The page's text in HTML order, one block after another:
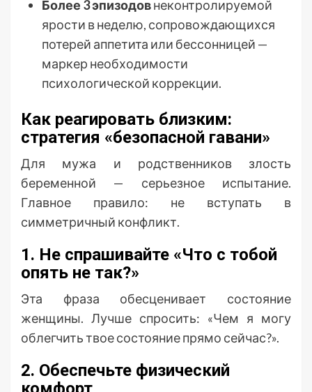
Более 3 эпизодовнеконтролируемой
ярости в неделю, сопровождающихся
потерей аппетита или бессонницей —
маркер необходимости
психологической коррекции.
Как реагировать близким:
стратегия «безопасной гавани»
Для мужа и родственников злость
беременной — серьезное испытание.
Главное правило: не вступать в
симметричный конфликт.
1. Не спрашивайте «Что с тобой
опять не так?»
Эта фраза обесценивает состояние
женщины. Лучше спросить: «Чем я могу
облегчить твое состояние прямо сейчас?».
2. Обеспечьте физический